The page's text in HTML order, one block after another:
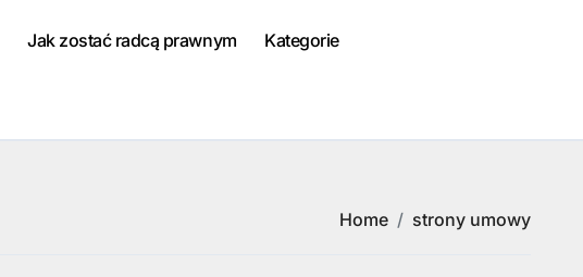
Jak zostać radcą prawnym Kategorie
Home strony umowy